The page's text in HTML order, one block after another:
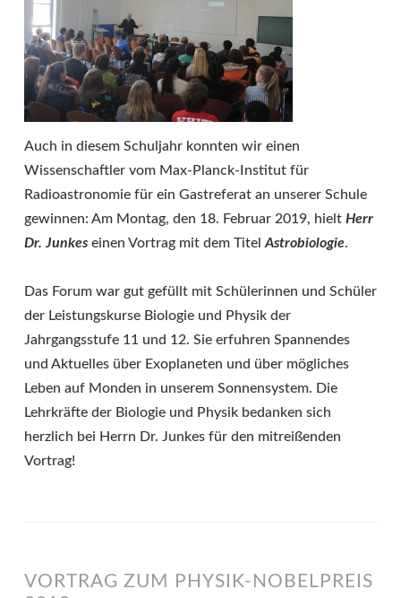
Auch in diesem Schuljahr konnten wir einen
Wissenschaftler vom Max-Planck-Institut für
Radioastronomie für ein Gastreferat an unserer Schule
gewinnen: Am Montag, den 18. Februar 2019, hielt Herr
Dr. Junkes einen Vortrag mit dem Titel Astrobiologie.
Das Forum war gut gefüllt mit Schülerinnen und Schüler
der Leistungskurse Biologie und Physik der
Jahrgangsstufe 11 und 12. Sie erfuhren Spannendes
und Aktuelles über Exoplaneten und über mögliches
Leben auf Monden in unserem Sonnensystem. Die
Lehrkräfte der Biologie und Physik bedanken sich
herzlich bei Herrn Dr. Junkes für den mitreißenden
Vortrag!
VORTRAG ZUM PHYSIK-NOBELPREIS